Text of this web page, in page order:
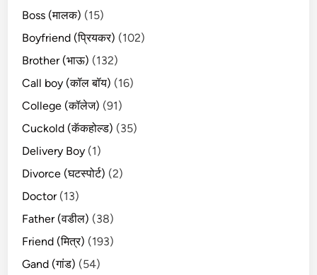
Boss (मालक) (15)
Boyfriend (प्रियकर) (102)
Brother (भाऊ) (132)
Call boy (कॉल बॉय) (16)
College (कॉलेज) (91)
Cuckold (कॅकहोल्ड) (35)
Delivery Boy (1)
Divorce (घटस्पोर्ट) (2)
Doctor(13)
Father (वडील) (38)
Friend (मित्र) (193)
Gand (गांड) (54)